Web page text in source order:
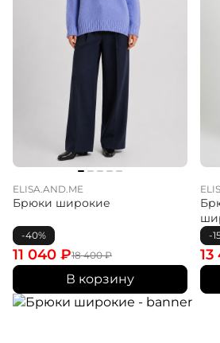
ELISA.AND.ME
Брюки широкие
-40%
18 400₽
11 040 ₽
В корзину
-
13